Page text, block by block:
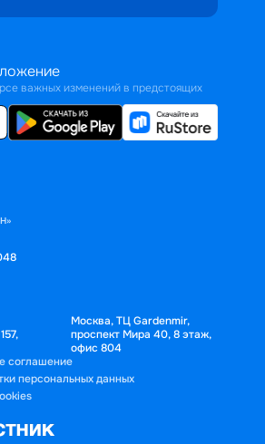
важных изменений в предстоящих
Москва, ТЦ Gardenmir,
проспект Мира 40, 8 этаж,
офис 804
соглашение
персональных данных